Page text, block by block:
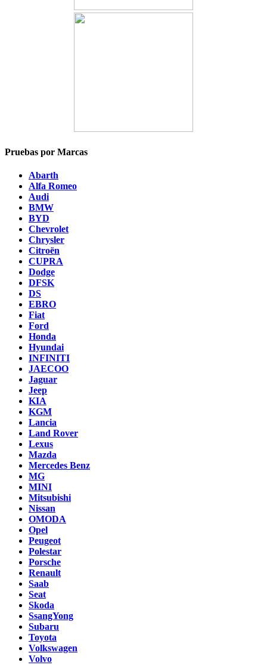
Pruebas por Marcas
Abarth
Alfa Romeo
Audi
BMW
BYD
Chevrolet
Chrysler
Citroën
CUPRA
Dodge
DFSK
DS
EBRO
Fiat
Ford
Honda
Hyundai
INFINITI
JAECOO
Jaguar
Jeep
KIA
KGM
Lancia
Land Rover
Lexus
Mazda
Mercedes Benz
MG
MINI
Mitsubishi
Nissan
OMODA
Opel
Peugeot
Polestar
Porsche
Renault
Saab
Seat
Skoda
SsangYong
Subaru
Toyota
Volkswagen
Volvo